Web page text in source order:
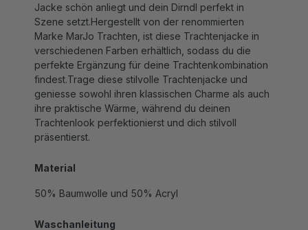
Szene setzt.Hergestellt von der renommierten
Marke MarJo Trachten, ist diese Trachtenjacke in
verschiedenen Farben erhältlich, sodass du die
perfekte Ergänzung für deine Trachtenkombination
findest.Trage diese stilvolle Trachtenjacke und
geniesse sowohl ihren klassischen Charme als auch
ihre praktische Wärme, während du deinen
Trachtenlook perfektionierst und dich stilvoll
präsentierst.